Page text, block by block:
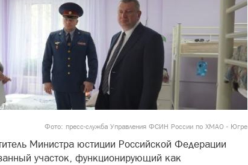
Фото: пресс-служба Управления ФСИН России по ХМАО - Югре
Министра юстиции Российской Федерации
участок, функционирующий как